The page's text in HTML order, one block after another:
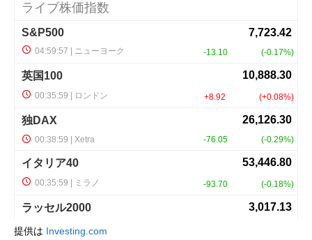
提供は Investing.com